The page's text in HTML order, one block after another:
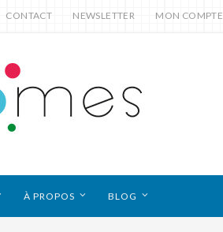
CONTACT NEWSLETTER MON COMPTE
À PROPOS BLOG